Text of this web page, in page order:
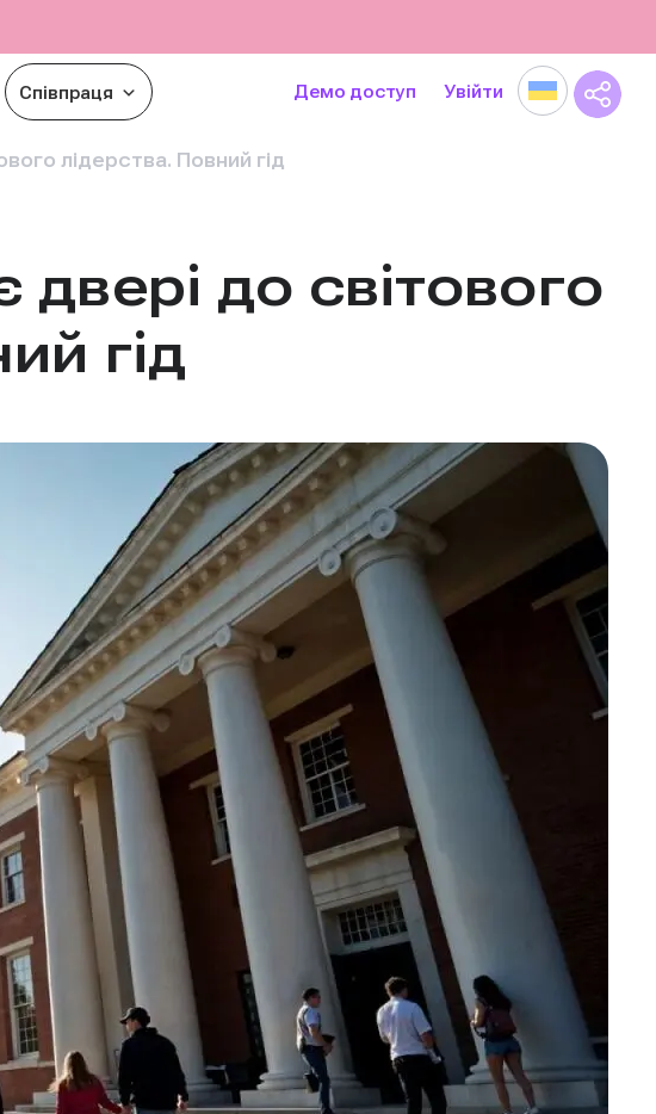
Співпраця Демо доступ Увійти
лідерства. Повний гід
до світового
гід